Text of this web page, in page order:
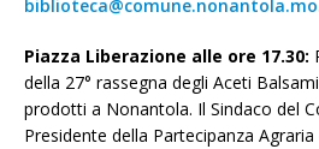
Piazza Liberazione alle ore 17.30:
della 27° rassegna degli Aceti
prodotti a Nonantola. Il Sindaco del
Presidente della Partecipanza